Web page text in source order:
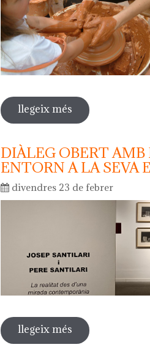
llegeix més sobre hola
gerro
DIÀLEG OBERT AMB
ENTORN A LA SEVA
divendres 23 de febrer
llegeix més sobre diàleg
exposició